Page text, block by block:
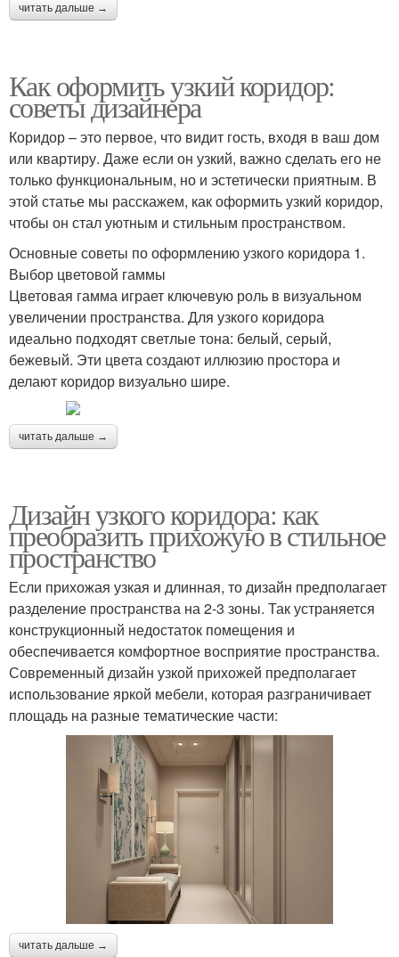
читать дальше →
Как оформить узкий коридор:
советы дизайнера
Коридор – это первое, что видит гость, входя в ваш дом
или квартиру. Даже если он узкий, важно сделать его не
только функциональным, но и эстетически приятным. В
этой статье мы расскажем, как оформить узкий коридор,
чтобы он стал уютным и стильным пространством.
Основные советы по оформлению узкого коридора 1.
Выбор цветовой гаммы
Цветовая гамма играет ключевую роль в визуальном
увеличении пространства. Для узкого коридора
идеально подходят светлые тона: белый, серый,
бежевый. Эти цвета создают иллюзию простора и
делают коридор визуально шире.
читать дальше →
Дизайн узкого коридора: как
преобразить прихожую в стильное
пространство
Если прихожая узкая и длинная, то дизайн предполагает
разделение пространства на 2-3 зоны. Так устраняется
конструкционный недостаток помещения и
обеспечивается комфортное восприятие пространства.
Современный дизайн узкой прихожей предполагает
использование яркой мебели, которая разграничивает
площадь на разные тематические части:
читать дальше →